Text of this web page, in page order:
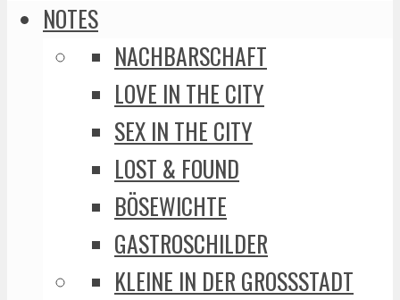
NOTES
NACHBARSCHAFT
LOVE IN THE CITY
SEX IN THE CITY
LOST & FOUND
BÖSEWICHTE
GASTROSCHILDER
KLEINE IN DER GROSSSTADT